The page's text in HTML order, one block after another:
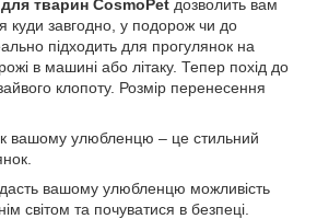
тварин CosmoPet дозволить вам
куди завгодно, у подорож чи до
підходить для прогулянок на
в машині або літаку. Тепер похід до
клопоту. Розмір перенесення
вашому улюбленцю – це стильний
дасть вашому улюбленцю можливість
світом та почуватися в безпеці.